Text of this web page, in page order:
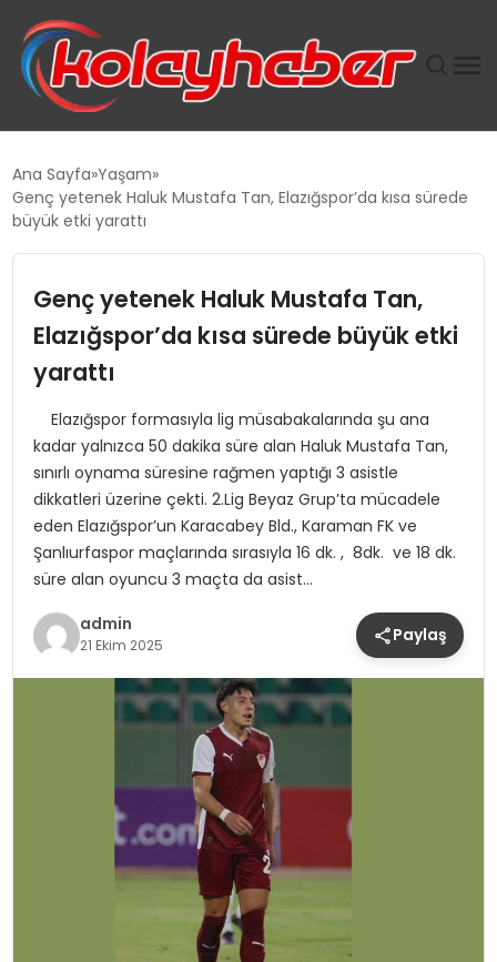
SUWEN’IN İSTIHDAM MODELI EKONOMIDE KADIN
TANYER YAPI ZEMIN MÜHENDISLIĞINDE HEDEF
BÜYÜTTÜ
TOROSLAR’DA PAZAR GERGİNLİĞİ!
Ana Sayfa Yaşam
Genç yetenek Haluk Mustafa Tan, Elazığspor’da kısa sürede
büyük etki yarattı
Genç yetenek Haluk Mustafa Tan,
Elazığspor’da kısa sürede büyük etki
yarattı
Elazığspor formasıyla lig müsabakalarında şu ana
kadar yalnızca 50 dakika süre alan Haluk Mustafa Tan,
sınırlı oynama süresine rağmen yaptığı 3 asistle
dikkatleri üzerine çekti. 2.Lig Beyaz Grup’ta mücadele
eden Elazığspor’un Karacabey Bld., Karaman FK ve
Şanlıurfaspor maçlarında sırasıyla 16 dk. , 8dk. ve 18 dk.
süre alan oyuncu 3 maçta da asist…
admin
21 Ekim 2025 Paylaş